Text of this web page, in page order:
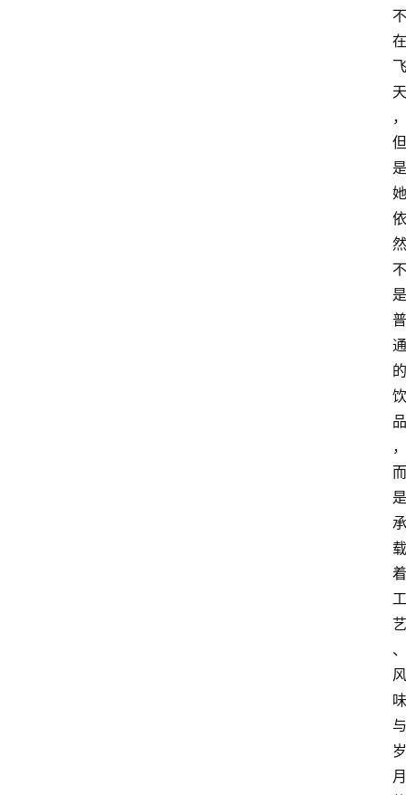
不
在
飞
天
，
但
是
她
依
然
不
是
普
通
的
饮
品
，
而
是
承
载
着
工
艺
、
风
味
与
岁
月